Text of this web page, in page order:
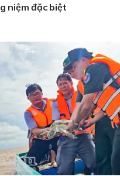
niệm đặc biệt